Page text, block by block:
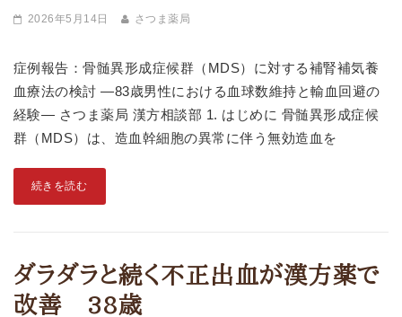
2026年5月14日 さつま薬局
症例報告：骨髄異形成症候群（MDS）に対する補腎補気養
血療法の検討 ―83歳男性における血球数維持と輸血回避の
経験― さつま薬局 漢方相談部 1. はじめに 骨髄異形成症候
群（MDS）は、造血幹細胞の異常に伴う無効造血を
続きを読む
ダラダラと続く不正出血が漢方薬で
改善 38歳